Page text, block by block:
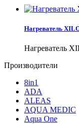
Нагреватель
Нагреватель
Производители
8in1
ADA
ALEAS
AQUA MEDIC
Aqua One